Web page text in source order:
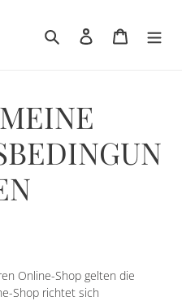
Suchen Einloggen
Online-Shop gelten die
Shop richtet sich